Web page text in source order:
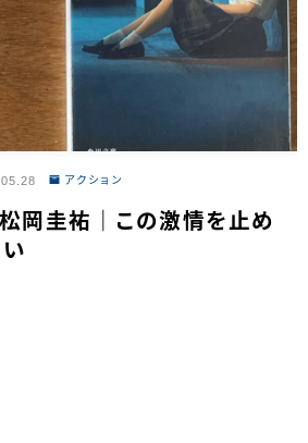
アクション
松岡圭祐｜この激情を止め